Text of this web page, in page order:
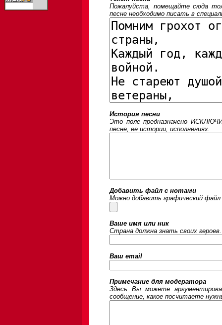
Пожалуйста, помещайте сюда
песне необходимо писать в
История песни
Это поле предназначено
песне, ее истории, исполнениях.
Добавить файл с нотами
Можно добавить графический
Ваше имя или ник
Страна должна знать своих
Ваш email
Примечание для модератора
Здесь Вы можете
сообщение, какое посчитаете